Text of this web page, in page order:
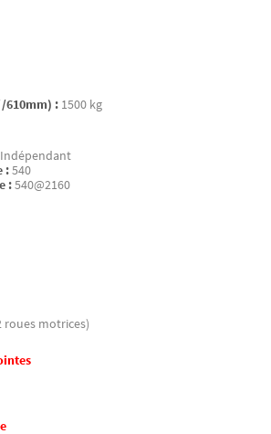
610mm) : 1500 kg
Indépendant
:540
:540@2160
roues motrices)